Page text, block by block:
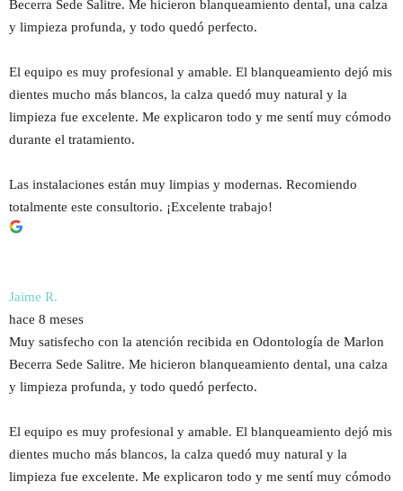
Becerra Sede Salitre. Me hicieron blanqueamiento dental, una calza
y limpieza profunda, y todo quedó perfecto.
El equipo es muy profesional y amable. El blanqueamiento dejó mis
dientes mucho más blancos, la calza quedó muy natural y la
limpieza fue excelente. Me explicaron todo y me sentí muy cómodo
durante el tratamiento.
Las instalaciones están muy limpias y modernas. Recomiendo
totalmente este consultorio. ¡Excelente trabajo!​​​​​​​​​​​​​​​​
Jaime R.
hace 8 meses
Muy satisfecho con la atención recibida en Odontología de Marlon
Becerra Sede Salitre. Me hicieron blanqueamiento dental, una calza
y limpieza profunda, y todo quedó perfecto.
El equipo es muy profesional y amable. El blanqueamiento dejó mis
dientes mucho más blancos, la calza quedó muy natural y la
limpieza fue excelente. Me explicaron todo y me sentí muy cómodo